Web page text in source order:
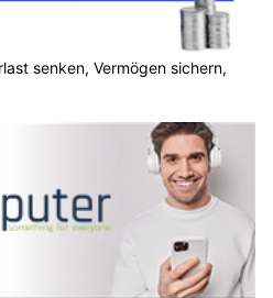
senken, Vermögen sichern,